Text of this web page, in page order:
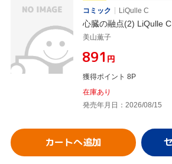
コミック
LiQulle C
心臓の融点(2) LiQulle C
美山薫子
¥891 円
獲得ポイント 8P
在庫あり
発売年月日：2026/08/15
カートへ追加